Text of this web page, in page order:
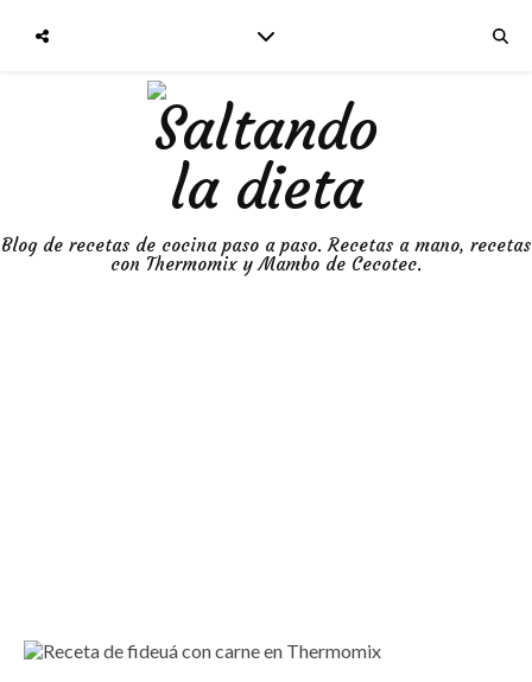
Blog de recetas de cocina paso a paso. Recetas a mano, recetas
con Thermomix y Mambo de Cecotec.